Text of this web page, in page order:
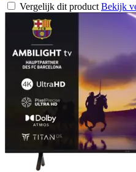
Vergelijk dit product Bekijk